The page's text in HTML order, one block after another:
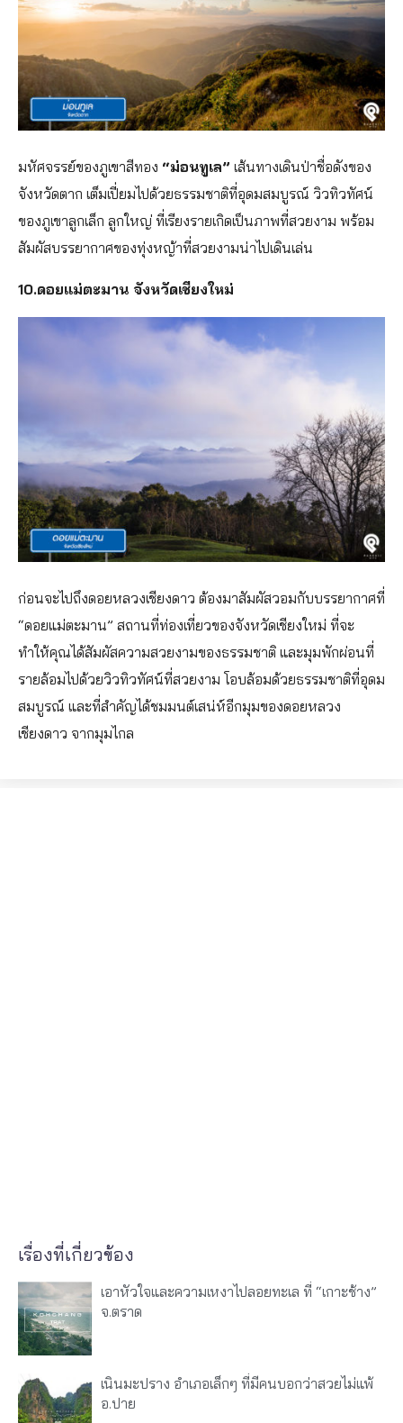
มหัศจรรย์ของภูเขาสีทอง “ม่อนทูเล” เส้นทางเดินป่าชื่อดังของ
จังหวัดตาก เต็มเปี่ยมไปด้วยธรรมชาติที่อุดมสมบูรณ์ วิวทิวทัศน์
ของภูเขาลูกเล็ก ลูกใหญ่ ที่เรียงรายเกิดเป็นภาพที่สวยงาม พร้อม
สัมผัสบรรยากาศของทุ่งหญ้าที่สวยงามน่าไปเดินเล่น
10.ดอยแม่ตะมาน จังหวัดเชียงใหม่
ก่อนจะไปถึงดอยหลวงเชียงดาว ต้องมาสัมผัสวอมกับบรรยากาศที่
“ดอยแม่ตะมาน” สถานที่ท่องเที่ยวของจังหวัดเชียงใหม่ ที่จะ
ทำให้คุณได้สัมผัสความสวยงามของธรรมชาติ และมุมพักผ่อนที่
รายล้อมไปด้วยวิวทิวทัศน์ที่สวยงาม โอบล้อมด้วยธรรมชาติที่อุดม
สมบูรณ์ และที่สำคัญได้ชมมนต์เสน่ห์อีกมุมของดอยหลวง
เชียงดาว จากมุมไกล
เรื่องที่เกี่ยวข้อง
เอาหัวใจและความเหงาไปลอยทะเล ที่ “เกาะช้าง”
จ.ตราด
เนินมะปราง อำเภอเล็กๆ ที่มีคนบอกว่าสวยไม่แพ้
อ.ปาย